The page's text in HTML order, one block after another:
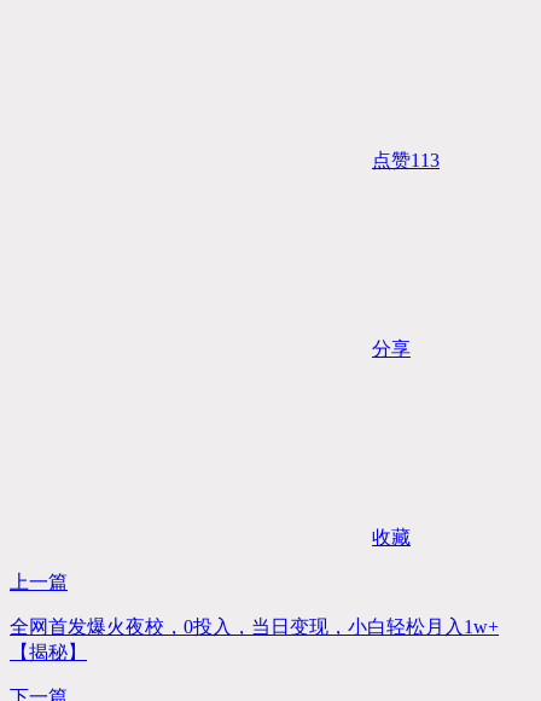
点赞113
分享
收藏
上一篇
全网首发爆火夜校，0投入，当日变现，小白轻松月入1w+
【揭秘】
下一篇